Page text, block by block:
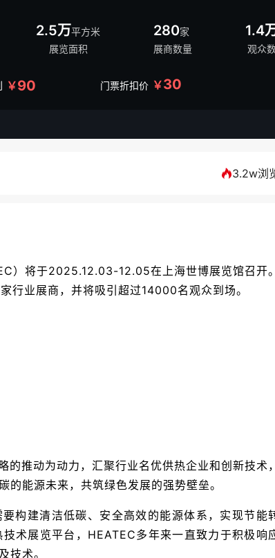
2.5万平方米
展览面积
280家
展商数量
1.4
观众
￥90 门票折扣价 ￥30
3.2w浏
）将于2025.12.03-12.05在上海世博展览馆召开。
业展商，并将吸引超过14000名观众到场。
的推动为动力，汇聚行业名优供热企业和创新技术，
能源未来，共筑绿色发展的强势壁垒。
构建清洁低碳、安全高效的能源体系，实现节能
术展览平台，HEATEC多年来一直致力于积极响
技术。